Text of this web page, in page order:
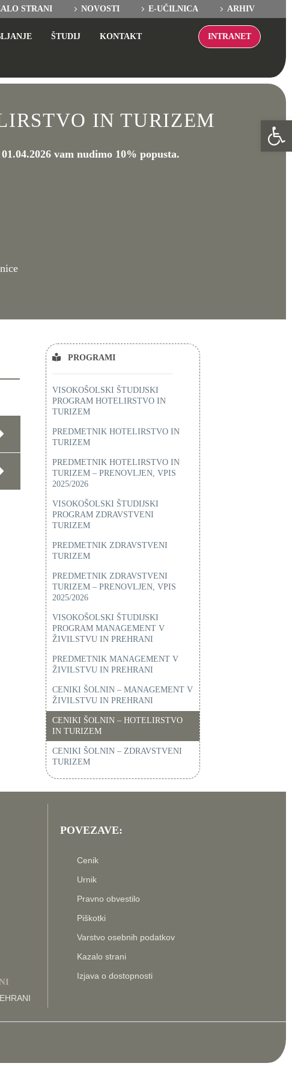
STRANI NOVOSTI E-UČILNICA ARHIV
ŠTUDIJ KONTAKT INTRANET
IN TURIZEM
vam nudimo 10% popusta.
PROGRAMI
VISOKOŠOLSKI ŠTUDIJSKI
PROGRAM HOTELIRSTVO IN
TURIZEM
PREDMETNIK HOTELIRSTVO IN
TURIZEM
PREDMETNIK HOTELIRSTVO IN
TURIZEM – PRENOVLJEN, VPIS
2025/2026
VISOKOŠOLSKI ŠTUDIJSKI
PROGRAM ZDRAVSTVENI
TURIZEM
PREDMETNIK ZDRAVSTVENI
TURIZEM
PREDMETNIK ZDRAVSTVENI
TURIZEM – PRENOVLJEN, VPIS
2025/2026
VISOKOŠOLSKI ŠTUDIJSKI
PROGRAM MANAGEMENT V
ŽIVILSTVU IN PREHRANI
PREDMETNIK MANAGEMENT V
ŽIVILSTVU IN PREHRANI
CENIKI ŠOLNIN – MANAGEMENT V
ŽIVILSTVU IN PREHRANI
CENIKI ŠOLNIN – HOTELIRSTVO
IN TURIZEM
CENIKI ŠOLNIN – ZDRAVSTVENI
TURIZEM
POVEZAVE:
Cenik
Urnik
Pravno obvestilo
Piškotki
Varstvo osebnih podatkov
Kazalo strani
Izjava o dostopnosti